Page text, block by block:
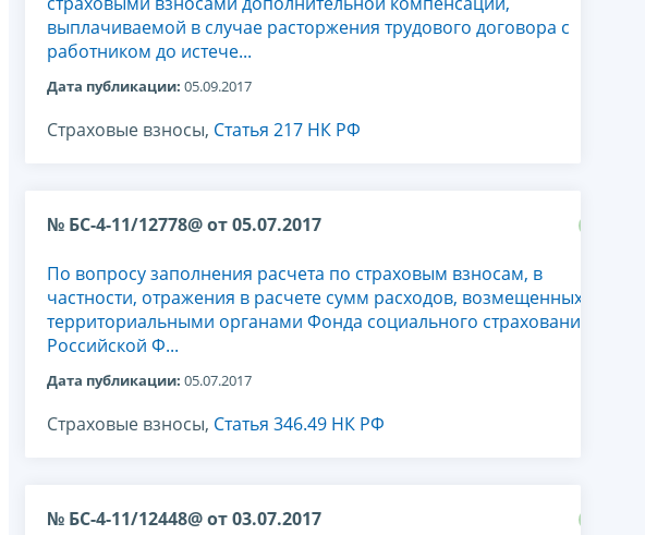
выплачиваемой в случае расторжения трудового договора с
работником до истече...
Дата публикации: 05.09.2017
Страховые взносы, Статья 217 НК РФ
№ БС-4-11/12778@ от 05.07.2017
По вопросу заполнения расчета по страховым взносам, в
частности, отражения в расчете сумм расходов, возмещенных
территориальными органами Фонда социального страхования
Российской Ф...
Дата публикации: 05.07.2017
Страховые взносы, Статья 346.49 НК РФ
№ БС-4-11/12448@ от 03.07.2017